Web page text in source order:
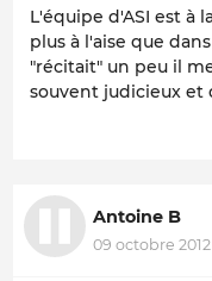
L'équipe d'ASI est à
plus à l'aise que
"récitait" un peu il
souvent judicieux et
Antoine B
09 octobre 2012